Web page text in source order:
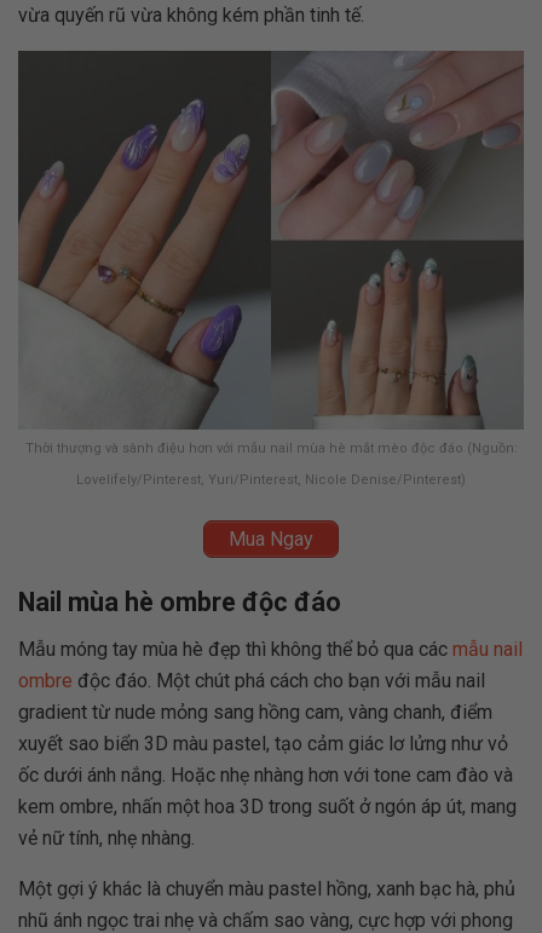
vừa quyến rũ vừa không kém phần tinh tế.
Thời thượng và sành điệu hơn với mẫu nail mùa hè mắt mèo độc đáo (Nguồn:
Lovelifely/Pinterest, Yuri/Pinterest, Nicole Denise/Pinterest)
Mua Ngay
Nail mùa hè ombre độc đáo
Mẫu móng tay mùa hè đẹp thì không thể bỏ qua các mẫu nail
ombre độc đáo. Một chút phá cách cho bạn với mẫu nail
gradient từ nude mỏng sang hồng cam, vàng chanh, điểm
xuyết sao biển 3D màu pastel, tạo cảm giác lơ lửng như vỏ
ốc dưới ánh nắng. Hoặc nhẹ nhàng hơn với tone cam đào và
kem ombre, nhấn một hoa 3D trong suốt ở ngón áp út, mang
vẻ nữ tính, nhẹ nhàng.
Một gợi ý khác là chuyển màu pastel hồng, xanh bạc hà, phủ
nhũ ánh ngọc trai nhẹ và chấm sao vàng, cực hợp với phong